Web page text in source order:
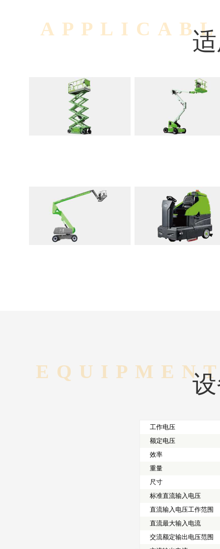
工作电压
额定电压
效率
重量
尺寸
标准直流输入电压
直流输入电压工作范围
直流最大输入电流
交流额定输出电压范围